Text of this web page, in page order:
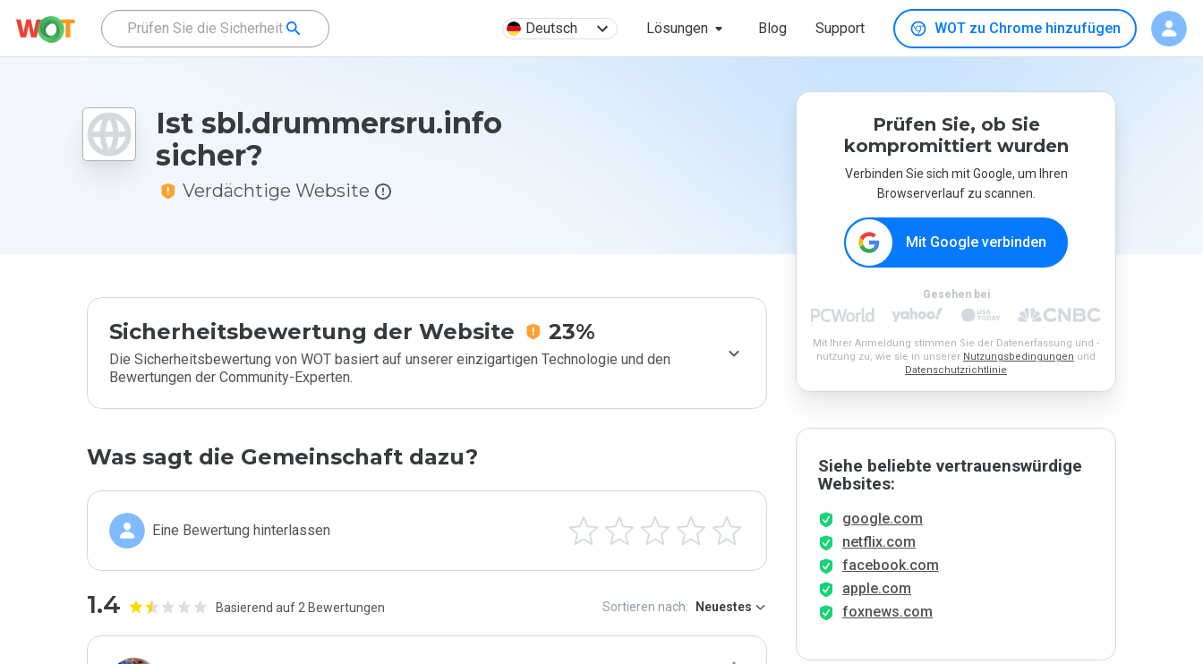
Deutsch Lösungen Blog Support WOT zu Chrome hinzufügen
Ist sbl.drummersru.info
sicher?
Verdächtige Website
Sicherheitsbewertung der Website 23%
Die Sicherheitsbewertung von WOT basiert auf unserer einzigartigen Technologie und den
Bewertungen der Community-Experten.
Was sagt die Gemeinschaft dazu?
Eine Bewertung hinterlassen
1.4 Basierend auf 2 Bewertungen Sortieren nach: Neuestes
Prüfen Sie, ob Sie
kompromittiert wurden
Verbinden Sie sich mit Google, um Ihren
Browserverlauf zu scannen.
Mit Google verbinden
Gesehen bei
Mit Ihrer Anmeldung stimmen Sie der Datenerfassung und -
nutzung zu, wie sie in unserer Nutzungsbedingungen und
Datenschutzrichtlinie
Siehe beliebte vertrauenswürdige
Websites:
google.com
netflix.com
facebook.com
apple.com
foxnews.com